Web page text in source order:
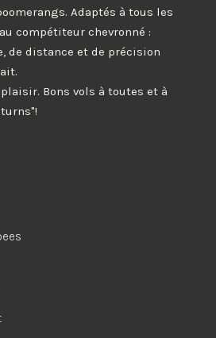
Adaptés à tous les
compétiteur chevronné :
de distance et de précision
Bons vols à toutes et à